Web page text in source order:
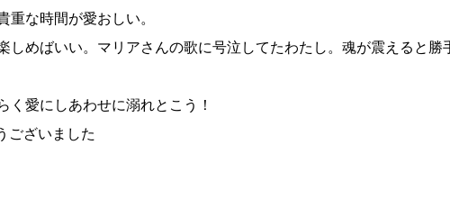
な時間が愛おしい。
しめばいい。マリアさんの歌に号泣してたわたし。魂が震えると勝
愛にしあわせに溺れとこう！
ございました